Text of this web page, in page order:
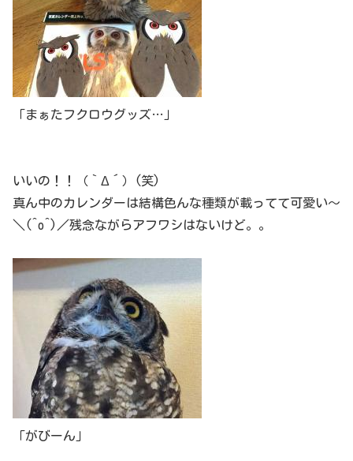
「まぁたフクロウグッズ…」
いいの！！（｀Δ´）(笑)
真ん中のカレンダーは結構色んな種類が載ってて可愛い～
＼(^o^)／残念ながらアフワシはないけど。。
「がびーん」